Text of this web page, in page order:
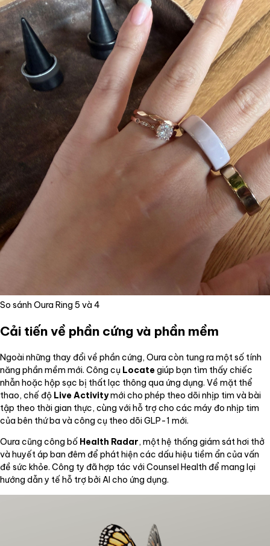
So sánh Oura Ring 5 và 4
Cải tiến về phần cứng và phần mềm
Ngoài những thay đổi về phần cứng, Oura còn tung ra một số tính
năng phần mềm mới. Công cụ Locategiúp bạn tìm thấy chiếc
nhẫn hoặc hộp sạc bị thất lạc thông qua ứng dụng. Về mặt thể
thao, chế độ Live Activitymới cho phép theo dõi nhịp tim và bài
tập theo thời gian thực, cùng với hỗ trợ cho các máy đo nhịp tim
của bên thứ ba và công cụ theo dõi GLP-1 mới.
Oura cũng công bố Health Radar, một hệ thống giám sát hơi thở
và huyết áp ban đêm để phát hiện các dấu hiệu tiềm ẩn của vấn
đề sức khỏe. Công ty đã hợp tác với Counsel Health để mang lại
hướng dẫn y tế hỗ trợ bởi AI cho ứng dụng.